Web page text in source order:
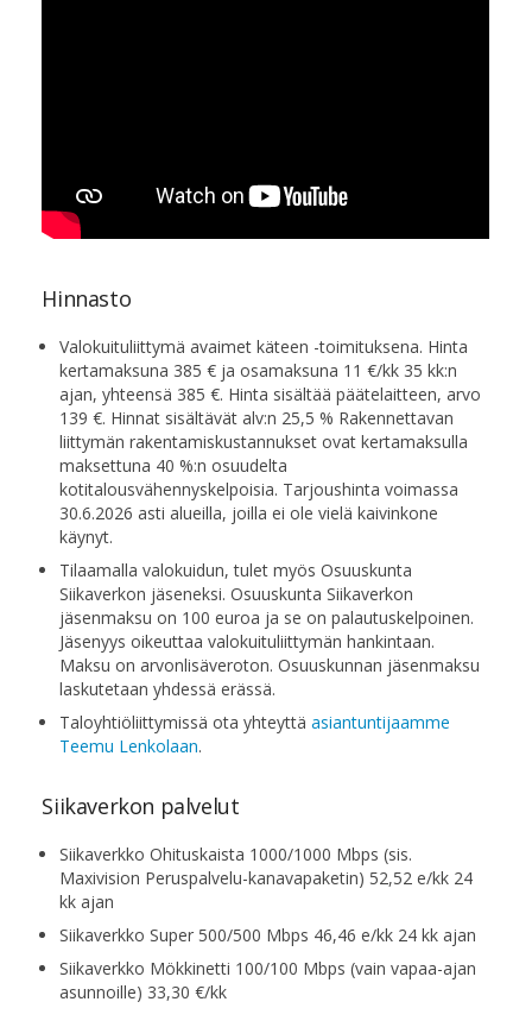
Hinnasto
Valokuituliittymä avaimet käteen -toimituksena. Hinta
kertamaksuna 385 € ja osamaksuna 11 €/kk 35 kk:n
ajan, yhteensä 385 €. Hinta sisältää päätelaitteen, arvo
139 €. Hinnat sisältävät alv:n 25,5 % Rakennettavan
liittymän rakentamiskustannukset ovat kertamaksulla
maksettuna 40 %:n osuudelta
kotitalousvähennyskelpoisia. Tarjoushinta voimassa
30.6.2026 asti alueilla, joilla ei ole vielä kaivinkone
käynyt.
Tilaamalla valokuidun, tulet myös Osuuskunta
Siikaverkon jäseneksi. Osuuskunta Siikaverkon
jäsenmaksu on 100 euroa ja se on palautuskelpoinen.
Jäsenyys oikeuttaa valokuituliittymän hankintaan.
Maksu on arvonlisäveroton. Osuuskunnan jäsenmaksu
laskutetaan yhdessä erässä.
Taloyhtiöliittymissä ota yhteyttäasiantuntijaamme
Teemu Lenkolaan.
Siikaverkon palvelut
Siikaverkko Ohituskaista 1000/​1000 Mbps (sis.
Maxivision Peruspalvelu-kanavapaketin) 52,52 e/​kk 24
kk ajan
Siikaverkko Super 500/​500 Mbps 46,46 e/​kk 24 kk ajan
Siikaverkko Mökkinetti 100/100 Mbps (vain vapaa-ajan
asunnoille) 33,30 €/kk